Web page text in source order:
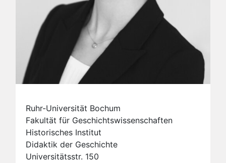
Ruhr-Universität Bochum
Fakultät für Geschichtswissenschaften
Historisches Institut
Didaktik der Geschichte
Universitätsstr. 150